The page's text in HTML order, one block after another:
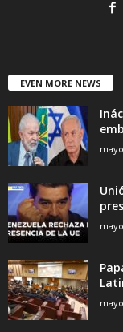
EVEN MORE NEWS